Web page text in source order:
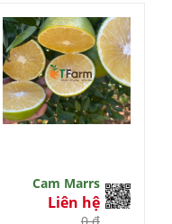
Cam Marrs
Liên hệ
0 đ